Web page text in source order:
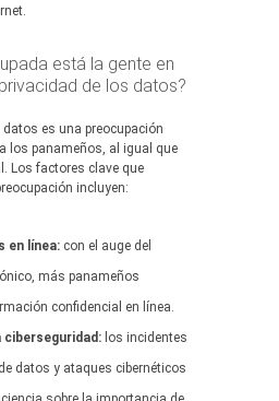
está la gente en
de los datos?
es una preocupación
los panameños, al igual que
Los factores clave que
incluyen:
en línea: con el auge del
más panameños
confidencial en línea.
ciberseguridad: los incidentes
datos y ataques cibernéticos